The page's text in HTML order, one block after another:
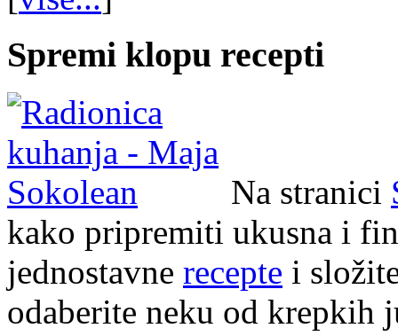
Spremi klopu recepti
Na stranici
kako pripremiti ukusna i
jednostavne recepte i
odaberite neku od krepkih